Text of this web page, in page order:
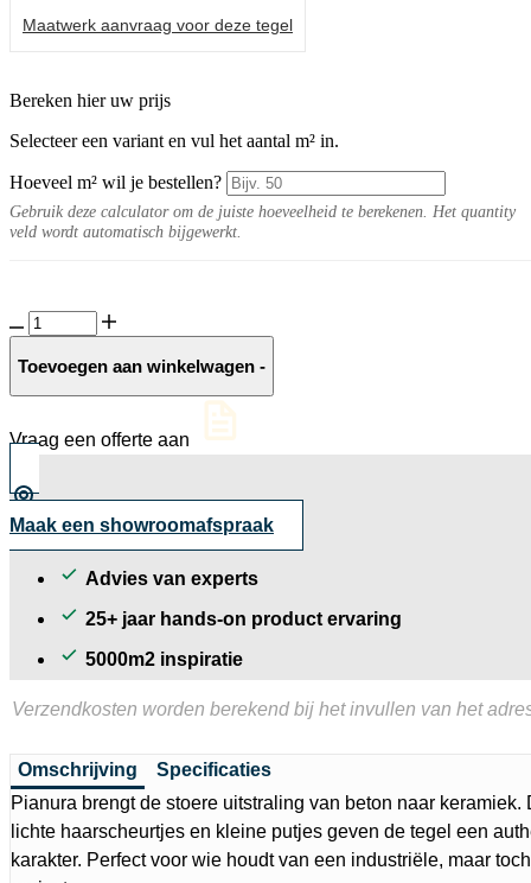
Maatwerk aanvraag voor deze tegel
Bereken hier uw prijs
Selecteer een variant en vul het aantal m² in.
Hoeveel m² wil je bestellen?
Gebruik deze calculator om de juiste hoeveelheid te berekenen. Het quantity
veld wordt automatisch bijgewerkt.
Pianura
10MM
Nick
Toevoegen aan winkelwagen -
Vraag een offerte aan
Maak een showroomafspraak
Advies van experts
25+ jaar hands-on product ervaring
5000m2 inspiratie
Verzendkosten worden berekend bij het invullen van het
Omschrijving
Specificaties
Pianura brengt de stoere uitstraling van beton naar
lichte haarscheurtjes en kleine putjes geven de tegel een
karakter. Perfect voor wie houdt van een industriële, maar